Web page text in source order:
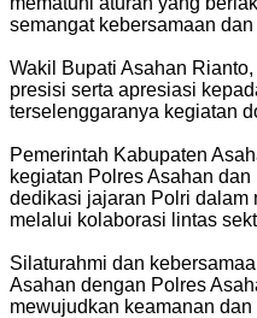
semangat kebersamaan
Wakil Bupati Asahan
presisi serta apresiasi
terselenggaranya kegiatan
Pemerintah Kabupaten
kegiatan Polres Asahan
dedikasi jajaran Polri dalam
melalui kolaborasi lintas
Silaturahmi dan
Asahan dengan Polres
mewujudkan keamanan